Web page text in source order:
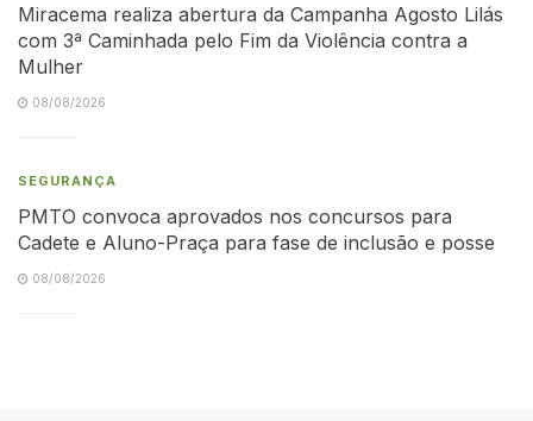
Miracema realiza abertura da Campanha Agosto Lilás
com 3ª Caminhada pelo Fim da Violência contra a
Mulher
08/08/2026
SEGURANÇA
PMTO convoca aprovados nos concursos para
Cadete e Aluno-Praça para fase de inclusão e posse
08/08/2026